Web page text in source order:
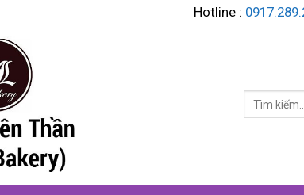
Hotline :
Tìm